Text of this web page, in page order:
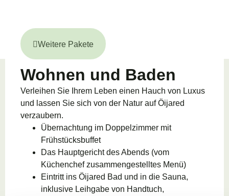
Weitere Pakete
Wohnen und Baden
Verleihen Sie Ihrem Leben einen Hauch von Luxus
und lassen Sie sich von der Natur auf Öijared
verzaubern.
Übernachtung im Doppelzimmer mit
Frühstücksbuffet
Das Hauptgericht des Abends (vom
Küchenchef zusammengestelltes Menü)
Eintritt ins Öijared Bad und in die Sauna,
inklusive Leihgabe von Handtuch,